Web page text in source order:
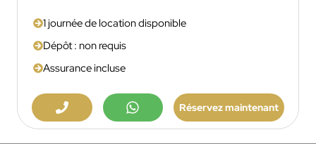
1 journée de location disponible
Dépôt : non requis
Assurance incluse
Réservez maintenant